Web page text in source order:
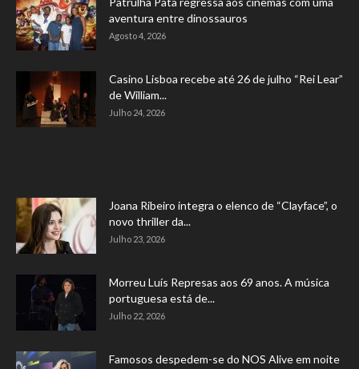
aventura entre dinossauros
Agosto 4, 2026
Casino Lisboa recebe até 26 de julho “Rei Lear”
de William...
Julho 24, 2026
Joana Ribeiro integra o elenco de “Clayface”, o
novo thriller da...
Julho 23, 2026
Morreu Luís Represas aos 69 anos. A música
portuguesa está de...
Julho 22, 2026
Famosos despedem-se do NOS Alive em noite